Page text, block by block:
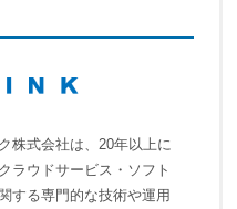
株式会社は、20年以上に
ラウドサービス・ソフト
する専門的な技術や運用